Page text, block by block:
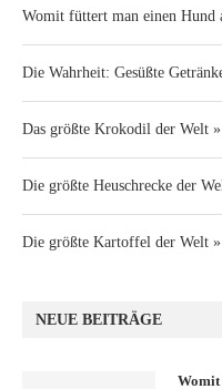
Womit füttert man einen Hund
Die Wahrheit: Gesüßte
Das größte Krokodil der Welt
Die größte Heuschrecke der
Die größte Kartoffel der Welt
NEUE BEITRÄGE
Womit